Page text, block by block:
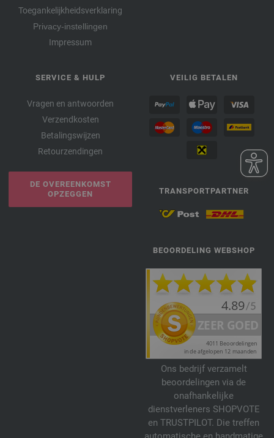
Toegankelijkheidsverklaring
Privacy-instellingen
Impressum
SERVICE & HULP
Vragen en antwoorden
Verzendkosten
Betalingswijzen
Retourzendingen
DE OVEREENKOMST
OPZEGGEN
VEILIG BETALEN
TRANSPORTPARTNER
BEOORDELING WEBSHOP
Ons bedrijf verzamelt
beoordelingen via de
onafhankelijke
dienstverleners SHOPVOTE
en TRUSTPILOT. Die treffen